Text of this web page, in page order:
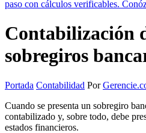
paso con cálculos verificables.
Contabilización
sobregiros
Portada Contabilidad Por
Cuando se presenta un sobregiro
contabilizado y, sobre todo, debe
estados financieros.